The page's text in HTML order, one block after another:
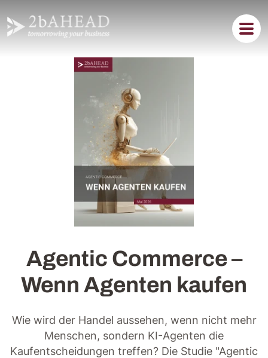
Agentic Commerce –
Wenn Agenten kaufen
Wie wird der Handel aussehen, wenn nicht mehr
Menschen, sondern KI-Agenten die
Kaufentscheidungen treffen? Die Studie "Agentic